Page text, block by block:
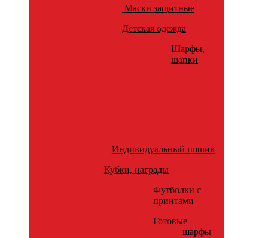
Маски защитные
Детская одежда
Шарфы,
шапки
Индивидуальный пошив
Кубки, награды
Футболки с
принтами
Готовые
шарфы